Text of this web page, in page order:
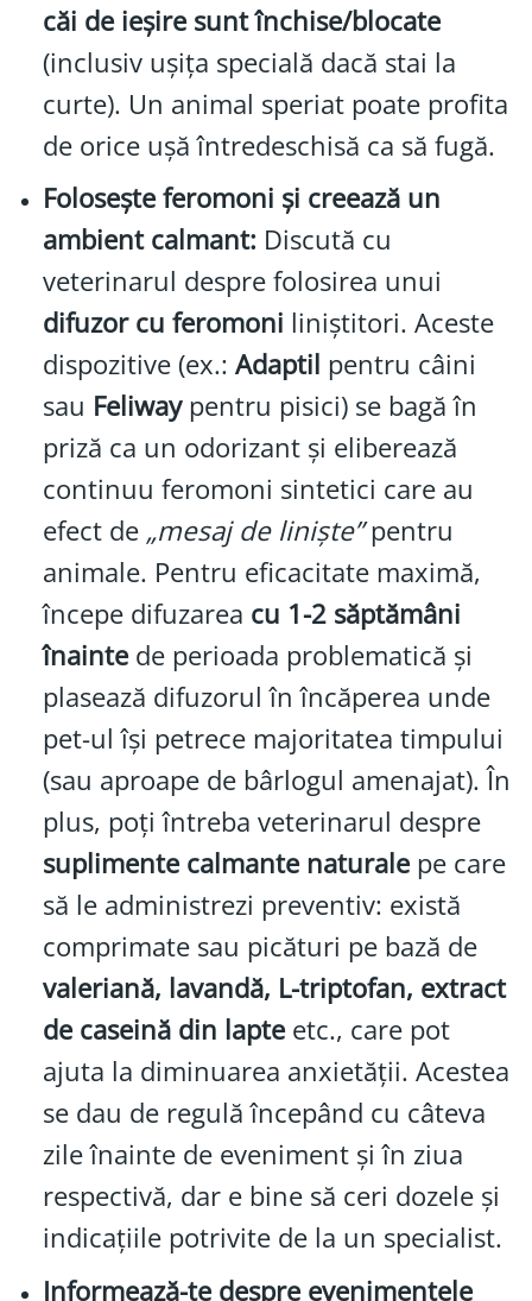
căi de ieșire sunt închise/blocate
(inclusiv ușița specială dacă stai la
curte). Un animal speriat poate profita
de orice ușă întredeschisă ca să fugă.
Folosește feromoni și creează un
ambient calmant: Discută cu
veterinarul despre folosirea unui
difuzor cu feromoni liniștitori. Aceste
dispozitive (ex.: Adaptil pentru câini
sau Feliwaypentru pisici) se bagă în
priză ca un odorizant și eliberează
continuu feromoni sintetici care au
efect de „mesaj de liniște”pentru
animale. Pentru eficacitate maximă,
începe difuzarea cu 1-2 săptămâni
înaintede perioada problematică și
plasează difuzorul în încăperea unde
pet-ul își petrece majoritatea timpului
(sau aproape de bârlogul amenajat). În
plus, poți întreba veterinarul despre
suplimente calmante naturalepe care
să le administrezi preventiv: există
comprimate sau picături pe bază de
valeriană, lavandă, L-triptofan, extract
de caseină din lapteetc., care pot
ajuta la diminuarea anxietății. Acestea
se dau de regulă începând cu câteva
zile înainte de eveniment și în ziua
respectivă, dar e bine să ceri dozele și
indicațiile potrivite de la un specialist.
Informează-te despre evenimentele